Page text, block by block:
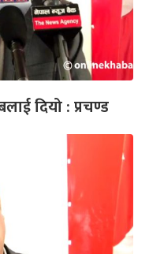
दियो : प्रचण्ड